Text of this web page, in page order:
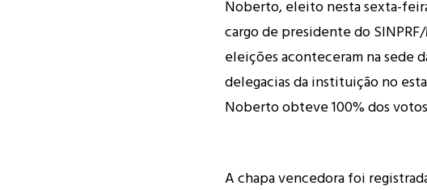
Noberto, eleito nesta sexta-
cargo de presidente do
eleições aconteceram na sede
delegacias da instituição no
Noberto obteve 100% dos
A chapa vencedora foi